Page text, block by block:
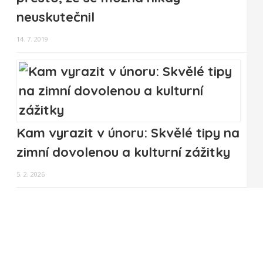
neuskutečnil
14. 7. 2019
Kam vyrazit v únoru: Skvělé tipy na
zimní dovolenou a kulturní zážitky
5. 2. 2026